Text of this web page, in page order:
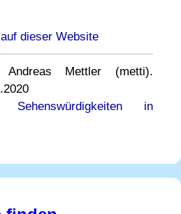
dieser Website
Andreas Mettler (metti).
in